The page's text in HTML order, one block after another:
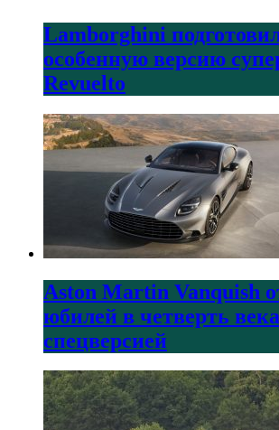
Lamborghini
особенную версию
Revuelto
Aston Martin Vanquish
юбилей в четверть века
спецверсией